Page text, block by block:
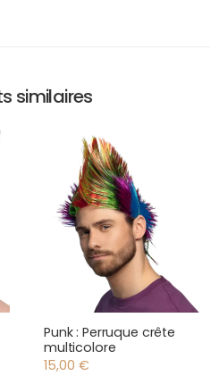
similaires
Punk : Perruque crête
multicolore
15,00 €